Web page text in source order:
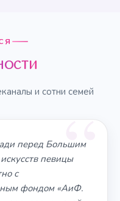
и сотни семей
перед Большим
певицы
с
фондом «АиФ.